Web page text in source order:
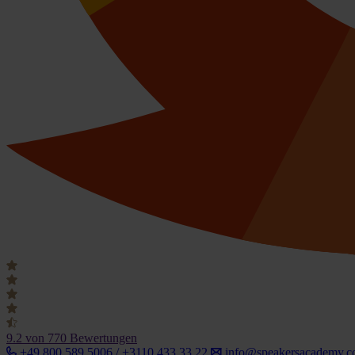
9.2 von 770 Bewertungen
+49 800 589 5006 / +3110 433 33 22